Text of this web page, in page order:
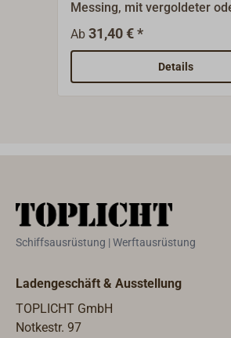
Messing, mit vergoldeter
verchromter Oberfläche. Die
laufen nicht an.Verdeckte
Wandbefestigung mit
Ab31,40 € *
Details
Schiffsausrüstung | Werftausrüstung
Ladengeschäft & Ausstellung
TOPLICHT GmbH
Notkestr. 97